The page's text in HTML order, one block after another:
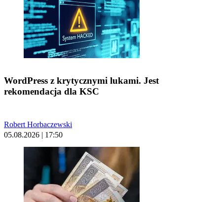
WordPress z krytycznymi lukami. Jest
rekomendacja dla KSC
Robert Horbaczewski
05.08.2026 | 17:50